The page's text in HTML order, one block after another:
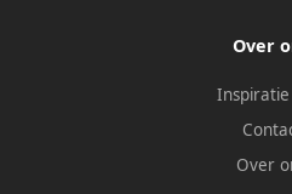
Over
Over